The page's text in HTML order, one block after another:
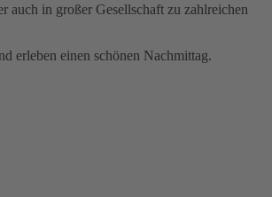
auch in großer Gesellschaft zu zahlreichen
erleben einen schönen Nachmittag.